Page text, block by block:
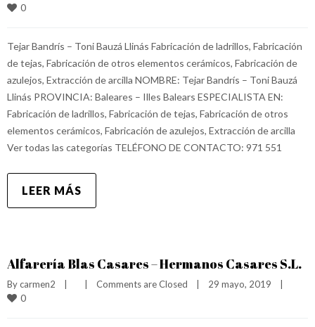
0
Tejar Bandrís – Toni Bauzá Llinás Fabricación de ladrillos, Fabricación
de tejas, Fabricación de otros elementos cerámicos, Fabricación de
azulejos, Extracción de arcilla NOMBRE: Tejar Bandrís – Toni Bauzá
Llinás PROVINCIA: Baleares – Illes Balears ESPECIALISTA EN:
Fabricación de ladrillos, Fabricación de tejas, Fabricación de otros
elementos cerámicos, Fabricación de azulejos, Extracción de arcilla
Ver todas las categorías TELÉFONO DE CONTACTO: 971 551
LEER MÁS
Alfarería Blas Casares – Hermanos Casares S.L.
By carmen2 Comments are Closed 29 mayo, 2019
0